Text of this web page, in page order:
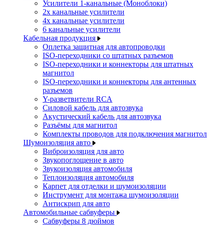
Усилители 1-канальные (Моноблоки)
2х канальные усилители
4х канальные усилители
6 канальные усилители
Кабельная продукция
Оплетка защитная для автопроводки
ISO-переходники со штатных разъемов
ISO-переходники и коннекторы для штатных
магнитол
ISO-переходники и коннекторы для антенных
разъемов
Y-разветвители RCA
Силовой кабель для автозвука
Акустический кабель для автозвука
Разъёмы для магнитол
Комплекты проводов для подключения магнитол
Шумоизоляция авто
Виброизоляция для авто
Звукопоглощение в авто
Звукоизоляция автомобиля
Теплоизоляция автомобиля
Карпет для отделки и шумоизоляции
Инструмент для монтажа шумоизоляции
Антискрип для авто
Автомобильные сабвуферы
Сабвуферы 8 дюймов